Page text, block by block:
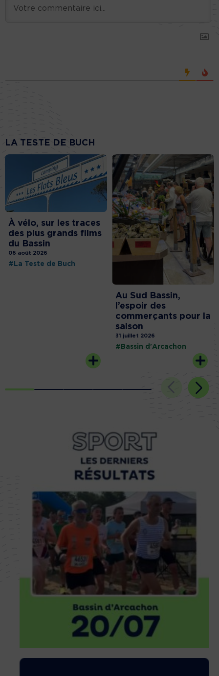
LA TESTE DE BUCH
À vélo, sur les traces
des plus grands films
du Bassin
06 août 2026
#La Teste de Buch
Au Sud Bassin,
l’espoir des
commerçants pour la
saison
31 juillet 2026
#Bassin d'Arcachon